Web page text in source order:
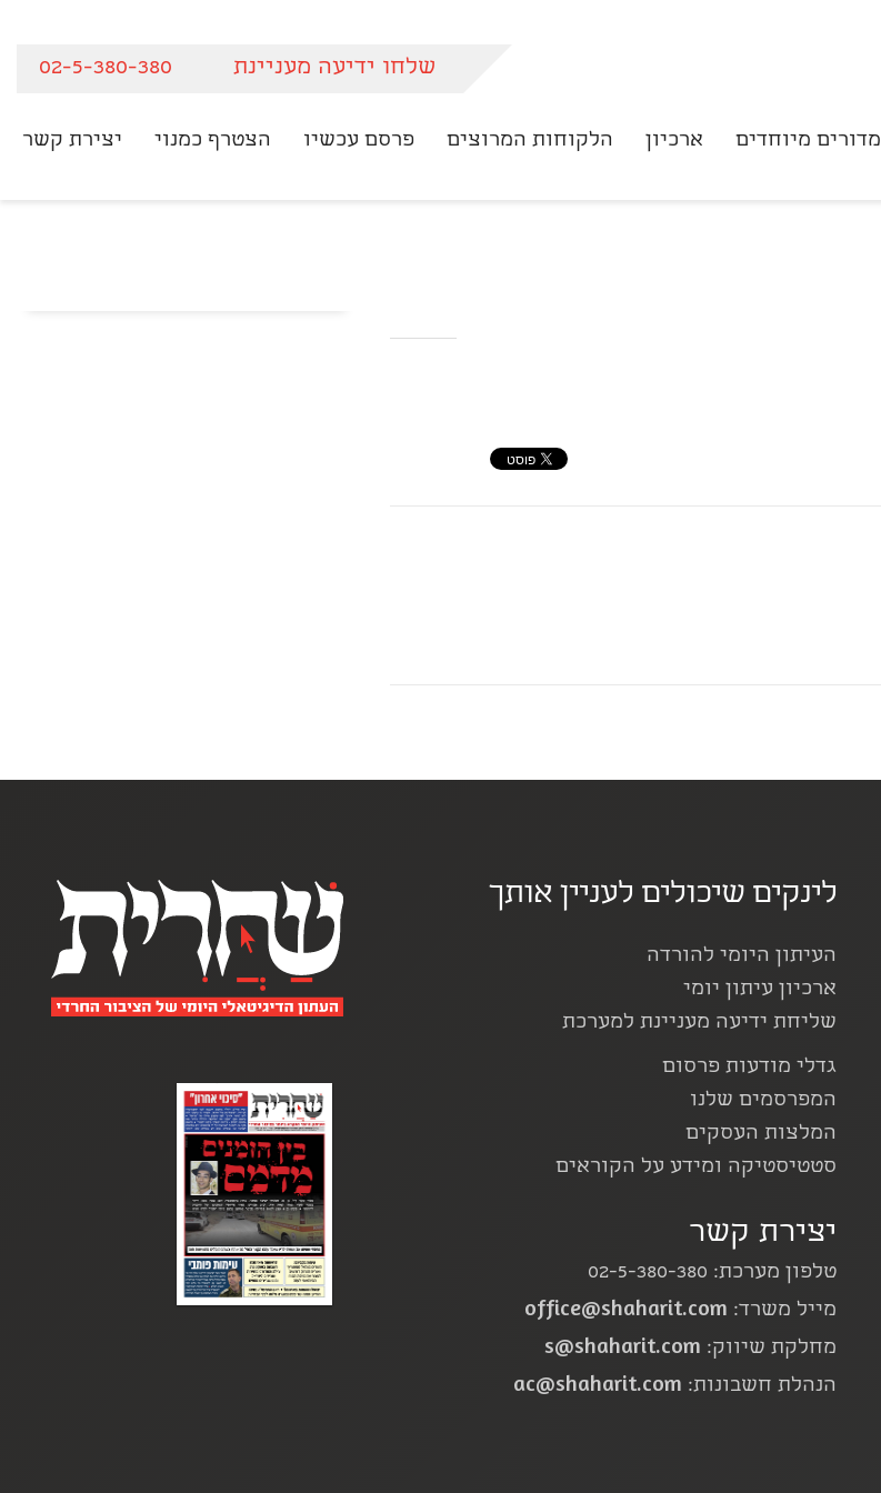
שלחו ידיעה מעניינת 02-5-380-380
מדורים מיוחדים ארכיון הלקוחות המרוצים פרסם עכשיו הצטרף כמנוי יצירת קשר
לינקים שיכולים לעניין אותך
העיתון היומי להורדה
ארכיון עיתון יומי
שליחת ידיעה מעניינת למערכת
גדלי מודעות פרסום
המפרסמים שלנו
המלצות העסקים
סטטיסטיקה ומידע על הקוראים
יצירת קשר
טלפון מערכת: 02-5-380-380
מייל משרד: office@shaharit.com
מחלקת שיווק: s@shaharit.com
הנהלת חשבונות: ac@shaharit.com